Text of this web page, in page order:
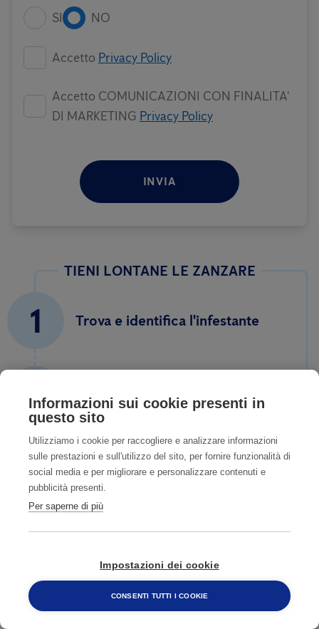
SI NO
Accetto Privacy Policy
Accetto COMUNICAZIONI CON FINALITA'
DI MARKETING Privacy Policy
INVIA
TIENI LONTANE LE ZANZARE
1 Trova e identifica l'infestante
2 Contatta un nostro esperto
3 Fissa un sopralluogo accurato
4
Ti aiutiamo a risolvere il
800 482 320
Informazioni sui cookie presenti in
questo sito
Utilizziamo i cookie per raccogliere e analizzare informazioni
sulle prestazioni e sull'utilizzo del sito, per fornire funzionalità di
social media e per migliorare e personalizzare contenuti e
pubblicità presenti.
Per saperne di più
Impostazioni dei cookie
CONSENTI TUTTI I COOKIE